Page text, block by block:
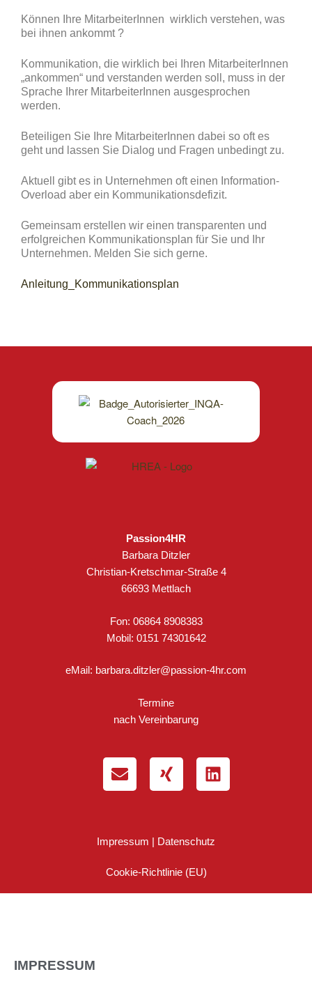
Können Ihre MitarbeiterInnen wirklich verstehen, was
bei ihnen ankommt ?
Kommunikation, die wirklich bei Ihren MitarbeiterInnen
„ankommen“ und verstanden werden soll, muss in der
Sprache Ihrer MitarbeiterInnen ausgesprochen
werden.
Beteiligen Sie Ihre MitarbeiterInnen dabei so oft es
geht und lassen Sie Dialog und Fragen unbedingt zu.
Aktuell gibt es in Unternehmen oft einen Information-
Overload aber ein Kommunikationsdefizit.
Gemeinsam erstellen wir einen transparenten und
erfolgreichen Kommunikationsplan für Sie und Ihr
Unternehmen. Melden Sie sich gerne.
Anleitung_Kommunikationsplan
Passion4HR
Barbara Ditzler
Christian-Kretschmar-Straße 4
66693 Mettlach
Fon: 06864 8908383
Mobil: 0151 74301642
eMail: barbara.ditzler@passion-4hr.com
Termine
nach Vereinbarung
Impressum | Datenschutz
Cookie-Richtlinie (EU)
IMPRESSUM